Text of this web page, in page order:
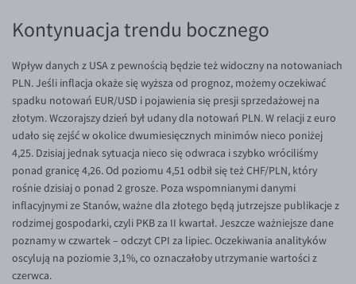
EUR/USD
EUR/GBP
EUR/CHF
EUR/CZK
EUR/DKK
EUR/NOK
EUR/SEK
EUR/AUD
EUR/BGN
EUR/CAD
Kontynuacja trendu bocznego
Wpływ danych z USA z pewnością będzie też widoczny na notowaniach
PLN. Jeśli inflacja okaże się wyższa od prognoz, możemy oczekiwać
spadku notowań EUR/USD i pojawienia się presji sprzedażowej na
złotym. Wczorajszy dzień był udany dla notowań PLN. W relacji z euro
udało się zejść w okolice dwumiesięcznych minimów nieco poniżej
4,25. Dzisiaj jednak sytuacja nieco się odwraca i szybko wróciliśmy
ponad granicę 4,26. Od poziomu 4,51 odbił się też CHF/PLN, który
rośnie dzisiaj o ponad 2 grosze. Poza wspomnianymi danymi
inflacyjnymi ze Stanów, ważne dla złotego będą jutrzejsze publikacje z
rodzimej gospodarki, czyli PKB za II kwartał. Jeszcze ważniejsze dane
poznamy w czwartek – odczyt CPI za lipiec. Oczekiwania analityków
oscylują na poziomie 3,1%, co oznaczałoby utrzymanie wartości z
czerwca.